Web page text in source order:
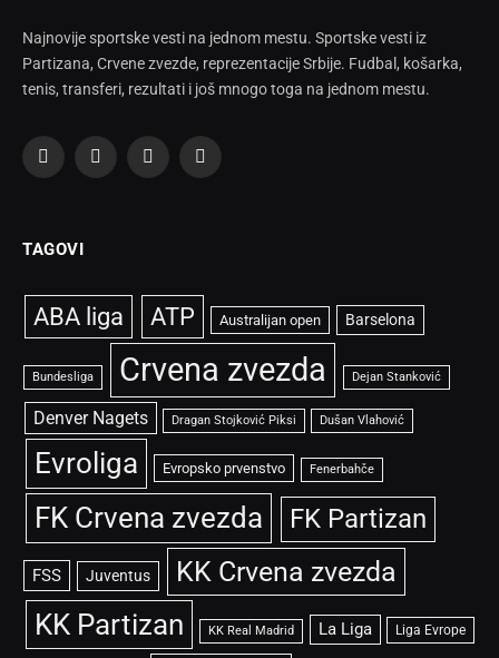
Najnovije sportske vesti na jednom mestu. Sportske vesti iz
Partizana, Crvene zvezde, reprezentacije Srbije. Fudbal, košarka,
tenis, transferi, rezultati i još mnogo toga na jednom mestu.
Facebook
X
InstagramTikTok
TAGOVI
ABA liga ATP Australijan open Barselona
Bundesliga Crvena zvezda Dejan Stanković
Denver Nagets Dragan Stojković Piksi Dušan Vlahović
Evroliga Evropsko prvenstvo Fenerbahče
FK Crvena zvezda FK Partizan
FSS Juventus KK Crvena zvezda
KK Partizan KK Real Madrid La Liga Liga Evrope